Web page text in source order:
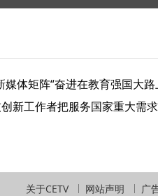
媒体矩阵“奋进在教育强国
创新工作者把服务国家重大
关于CETV 网站声明 广